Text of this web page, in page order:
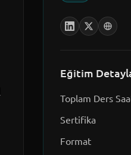
Eğitim
Toplam Ders
Sertifika
Format